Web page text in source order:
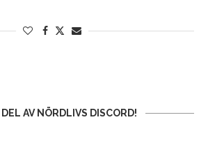
AV NÖRDLIVS DISCORD!